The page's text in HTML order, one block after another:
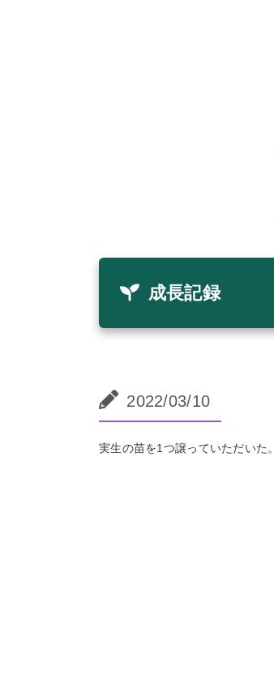
成長記録
2022/03/10
実生の苗を1つ譲っていただいた